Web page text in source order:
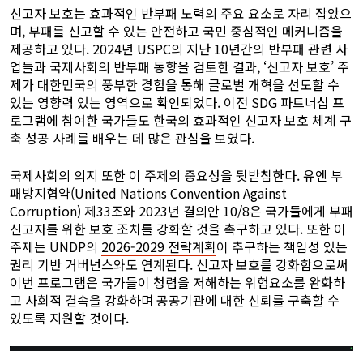
신고자 보호는 효과적인 반부패 노력의 주요 요소로 자리 잡았으
며, 부패를 신고할 수 있는 안전하고 국민 중심적인 메커니즘을
제공하고 있다. 2024년 USPC의 지난 10년간의 반부패 관련 사
업들과 국제사회의 반부패 동향을 검토한 결과, ‘신고자 보호’ 주
제가 대한민국의 풍부한 경험을 통해 글로벌 개혁을 선도할 수
있는 영향력 있는 영역으로 확인되었다. 이전 SDG 파트너십 프
로그램에 참여한 국가들도 한국의 효과적인 신고자 보호 체계 구
축 성공 사례를 배우는 데 많은 관심을 보였다.
국제사회의 의지 또한 이 주제의 중요성을 뒷받침한다. 유엔 부
패방지협약(United Nations Convention Against
Corruption) 제33조와 2023년 결의안 10/8은 국가들에게 부패
신고자를 위한 보호 조치를 강화할 것을 촉구하고 있다. 또한 이
주제는 UNDP의 2026-2029 전략계획이 추구하는 책임성 있는
권리 기반 거버넌스와도 연계된다. 신고자 보호를 강화함으로써
이번 프로그램은 국가들이 청렴을 저해하는 위험요소를 완화하
고 사회적 결속을 강화하며 공공기관에 대한 신뢰를 구축할 수
있도록 지원할 것이다.